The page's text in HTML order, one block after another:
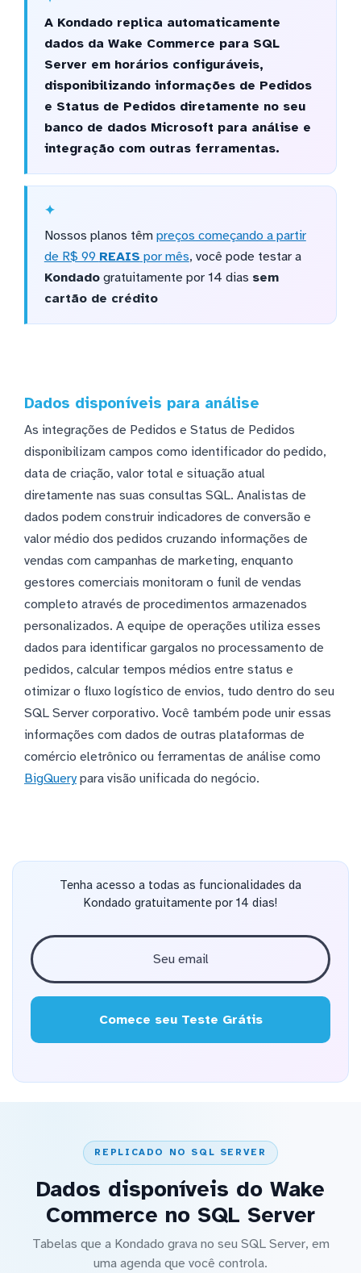
A Kondado replica automaticamente
dados da Wake Commerce para SQL
Server em horários configuráveis,
disponibilizando informações de Pedidos
e Status de Pedidos diretamente no seu
banco de dados Microsoft para análise e
integração com outras ferramentas.
Nossos planos têm preços começando a partir
de R$ 99 REAIS por mês, você pode testar a
Kondadogratuitamente por 14 dias sem
cartão de crédito
Dados disponíveis para análise
As integrações de Pedidos e Status de Pedidos
disponibilizam campos como identificador do pedido,
data de criação, valor total e situação atual
diretamente nas suas consultas SQL. Analistas de
dados podem construir indicadores de conversão e
valor médio dos pedidos cruzando informações de
vendas com campanhas de marketing, enquanto
gestores comerciais monitoram o funil de vendas
completo através de procedimentos armazenados
personalizados. A equipe de operações utiliza esses
dados para identificar gargalos no processamento de
pedidos, calcular tempos médios entre status e
otimizar o fluxo logístico de envios, tudo dentro do seu
SQL Server corporativo. Você também pode unir essas
informações com dados de outras plataformas de
comércio eletrônico ou ferramentas de análise como
BigQuerypara visão unificada do negócio.
Tenha acesso a todas as funcionalidades da
Kondado gratuitamente por 14 dias!
Comece seu Teste Grátis
REPLICADO NO SQL SERVER
Dados disponíveis do Wake
Commerce no SQL Server
Tabelas que a Kondado grava no seu SQL Server, em
uma agenda que você controla.